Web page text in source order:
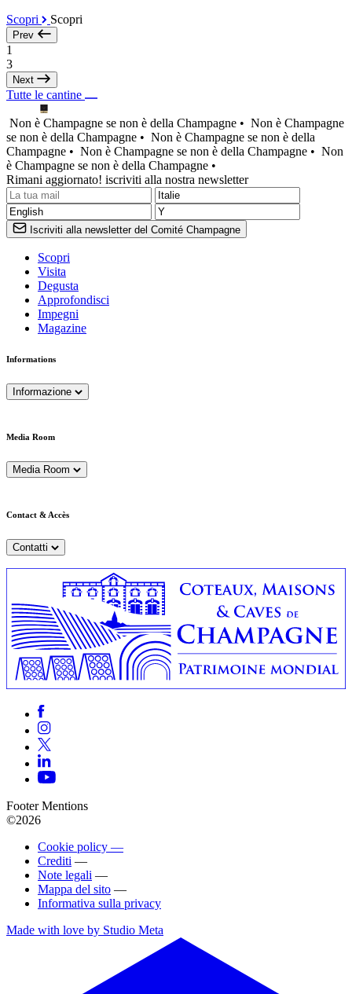
Scopri Scopri
Prev
1
3
Next
Tutte le cantine
Non è Champagne se non è della Champagne • Non è Champagne
se non è della Champagne • Non è Champagne se non è della
Champagne • Non è Champagne se non è della Champagne • Non
è Champagne se non è della Champagne •
Rimani aggiornato! iscriviti alla nostra newsletter
Iscriviti alla newsletter del Comité Champagne
Scopri
Visita
Degusta
Approfondisci
Impegni
Magazine
Informations
Informazione
Media Room
Media Room
Contact & Accès
Contatti
Footer Mentions
©2026
Cookie policy —
Crediti —
Note legali —
Mappa del sito —
Informativa sulla privacy
Made with love by Studio Meta